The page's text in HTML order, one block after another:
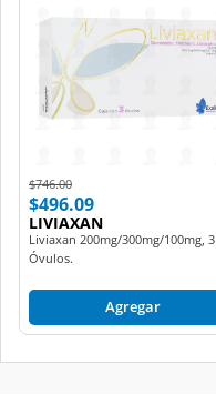
Price reduced from
$746.00to
$496.09
LIVIAXAN
Liviaxan 200mg/300mg/100mg, 3
Óvulos.
Agregar